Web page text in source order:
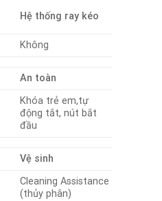
Hệ thống ray kéo
Không
An toàn
Khóa trẻ em,tự
động tắt, nút bắt
đầu
Vệ sinh
Cleaning Assistance
(thủy phân)